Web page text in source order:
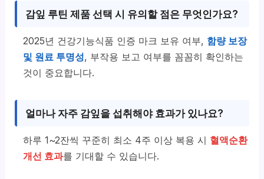
감잎 루틴 제품 선택 시 유의할 점은 무엇인가요?
2025년 건강기능식품 인증 마크 보유 여부, 함량 보장
및 원료 투명성, 부작용 보고 여부를 꼼꼼히 확인하는
것이 중요합니다.
얼마나 자주 감잎을 섭취해야 효과가 있나요?
하루 1~2잔씩 꾸준히 최소 4주 이상 복용 시 혈액순환
개선 효과를 기대할 수 있습니다.